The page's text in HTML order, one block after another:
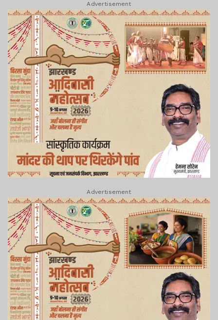
Advertisement
Advertisement